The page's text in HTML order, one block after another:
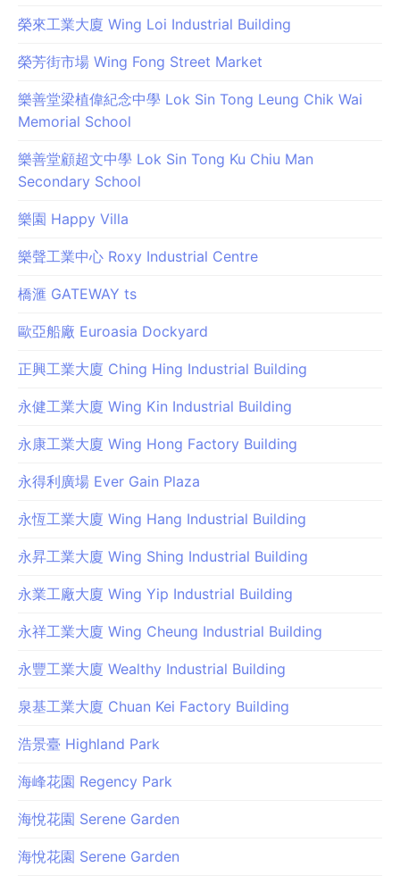
榮來工業大廈 Wing Loi Industrial Building
榮芳街市場 Wing Fong Street Market
樂善堂梁植偉紀念中學 Lok Sin Tong Leung Chik Wai
Memorial School
樂善堂顧超文中學 Lok Sin Tong Ku Chiu Man
Secondary School
樂園 Happy Villa
樂聲工業中心 Roxy Industrial Centre
橋滙 GATEWAY ts
歐亞船廠 Euroasia Dockyard
正興工業大廈 Ching Hing Industrial Building
永健工業大廈 Wing Kin Industrial Building
永康工業大廈 Wing Hong Factory Building
永得利廣場 Ever Gain Plaza
永恆工業大廈 Wing Hang Industrial Building
永昇工業大廈 Wing Shing Industrial Building
永業工廠大廈 Wing Yip Industrial Building
永祥工業大廈 Wing Cheung Industrial Building
永豐工業大廈 Wealthy Industrial Building
泉基工業大廈 Chuan Kei Factory Building
浩景臺 Highland Park
海峰花園 Regency Park
海悅花園 Serene Garden
海悅花園 Serene Garden